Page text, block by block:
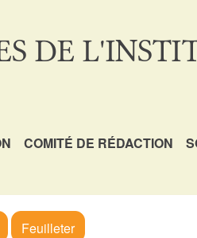
DE
COMITÉ DE RÉDACTION
Feuilleter